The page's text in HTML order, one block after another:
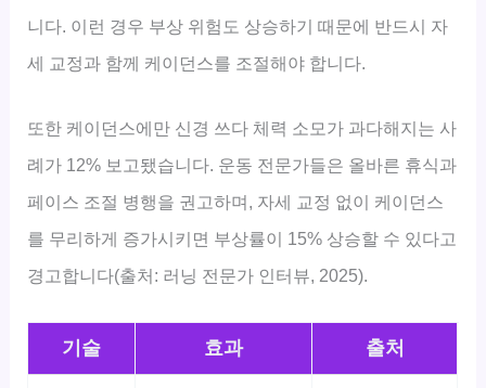
니다. 이런 경우 부상 위험도 상승하기 때문에 반드시 자
세 교정과 함께 케이던스를 조절해야 합니다.
또한 케이던스에만 신경 쓰다 체력 소모가 과다해지는 사
례가 12% 보고됐습니다. 운동 전문가들은 올바른 휴식과
페이스 조절 병행을 권고하며, 자세 교정 없이 케이던스
를 무리하게 증가시키면 부상률이 15% 상승할 수 있다고
경고합니다(출처: 러닝 전문가 인터뷰, 2025).
기술 효과 출처